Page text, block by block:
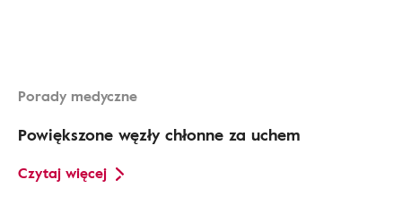
Porady medyczne
Powiększone węzły chłonne za uchem
Czytaj więcej